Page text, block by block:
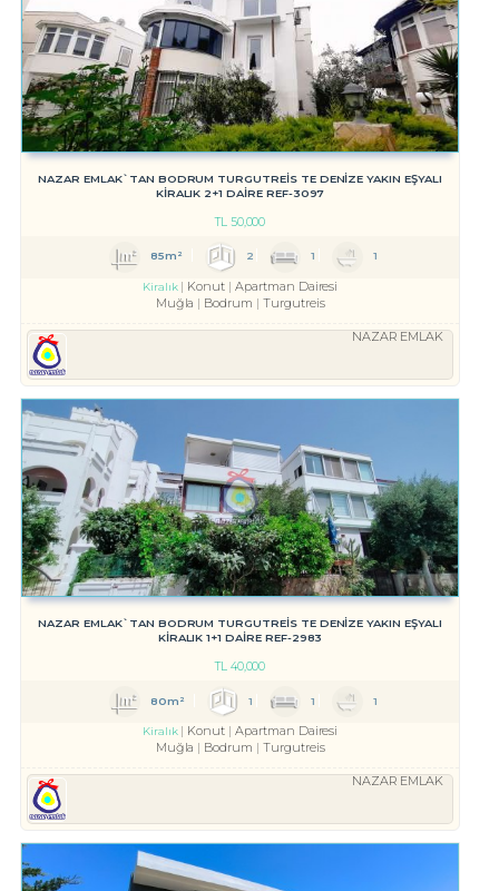
NAZAR EMLAK`TAN BODRUM TURGUTREİS TE DENİZE YAKIN EŞYALI
KİRALIK 2+1 DAİRE REF-3097
TL50,000
85m² 2 1 1
Kiralık Konut
Apartman Dairesi
Muğla
Bodrum Turgutreis
NAZAR EMLAK
NAZAR EMLAK`TAN BODRUM TURGUTREİS TE DENİZE YAKIN EŞYALI
KİRALIK 1+1 DAİRE REF-2983
TL40,000
80m² 1 1 1
Kiralık Konut
Apartman Dairesi
Muğla
Bodrum Turgutreis
NAZAR EMLAK